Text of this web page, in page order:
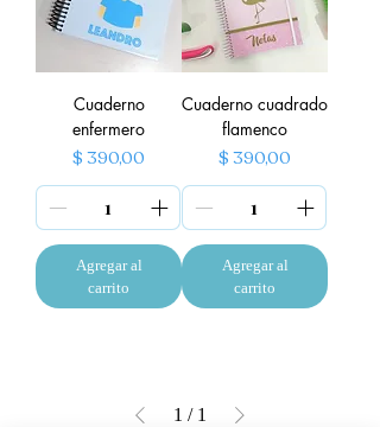
Cuaderno
enfermero
Precio
$ 390,00
Agregar al
carrito
Cuaderno cuadrado
flamenco
Precio
$ 390,00
Agregar al
carrito
1 / 1